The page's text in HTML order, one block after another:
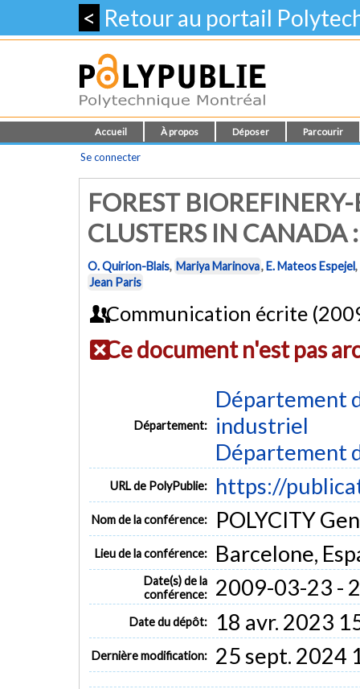
< Retour au portail
Accueil À propos Déposer Parcourir
Se connecter
FOREST
CLUSTERS IN CANADA
O. Quirion-Blais, Mariya Marinova,E. Mateos Espejel,
Jean Paris
Communication écrite
Ce document n'est pas
Département:
Département
industriel
Département
URL de PolyPublie: https://
Nom de la conférence: POLYCITY
Lieu de la conférence: Barcelone,
Date(s) de la
conférence:
2009-03-23 -
Date du dépôt: 18 avr. 2023
Dernière modification: 25 sept. 2024